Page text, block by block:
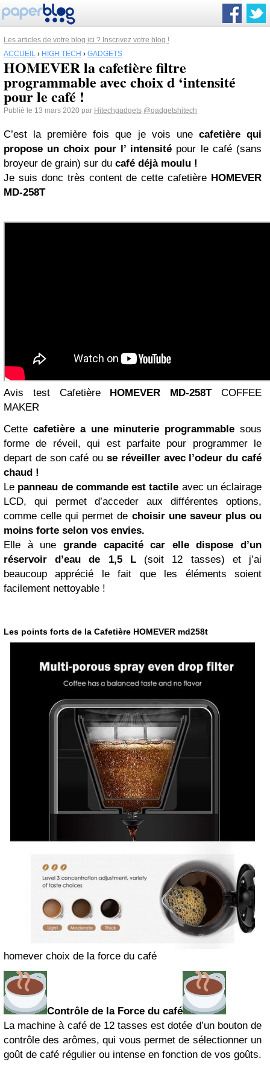
Les articles de votre blog ici ? Inscrivez votre blog !
ACCUEIL › HIGH TECH › GADGETS
HOMEVER la cafetière filtre
programmable avec choix d ‘intensité
pour le café !
Publié le 13 mars 2020 par Hitechgadgets @gadgetshitech
C’est la première fois que je vois une cafetière qui
propose un choix pour l’ intensité pour le café (sans
broyeur de grain) sur du café déjà moulu !
Je suis donc très content de cette cafetière HOMEVER
MD-258T
Avis test Cafetière HOMEVER MD-258TCOFFEE
MAKER
Cette cafetière a une minuterie programmable sous
forme de réveil, qui est parfaite pour programmer le
depart de son café ou se réveiller avec l’odeur du café
chaud !
Le panneau de commande est tactile avec un éclairage
LCD, qui permet d’acceder aux différentes options,
comme celle qui permet de choisir une saveur plus ou
moins forte selon vos envies.
Elle à une grande capacité car elle dispose d’un
réservoir d’eau de 1,5 L(soit 12 tasses) et j’ai
beaucoup apprécié le fait que les éléments soient
facilement nettoyable !
Les points forts de la Cafetière HOMEVER md258t
homever choix de la force du café
Contrôle de la Force du café
La machine à café de 12 tasses est dotée d’un bouton de
contrôle des arômes, qui vous permet de sélectionner un
goût de café régulier ou intense en fonction de vos goûts.